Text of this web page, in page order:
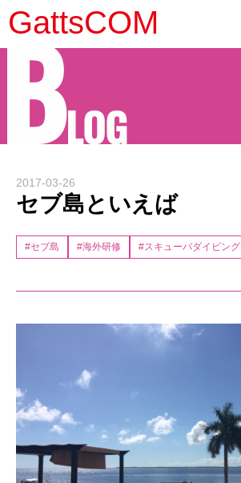
GattsCOM
BLOG
2017-03-26
セブ島といえば
#セブ島 #海外研修 #スキューバダイビング